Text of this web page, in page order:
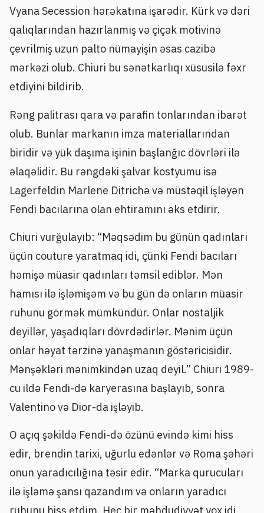
Vyana Secession hərəkatına işarədir. Kürk və dəri
qalıqlarından hazırlanmış və çiçək motivinə
çevrilmiş uzun palto nümayişin əsas cazibə
mərkəzi olub. Chiuri bu sənətkarlıqı xüsusilə fəxr
etdiyini bildirib.
Rəng palitrası qara və parafin tonlarından ibarət
olub. Bunlar markanın imza materiallarından
biridir və yük daşıma işinin başlanğıc dövrləri ilə
əlaqəlidir. Bu rəngdəki şalvar kostyumu isə
Lagerfeldin Marlene Ditrichə və müstəqil işləyən
Fendi bacılarına olan ehtiramını əks etdirir.
Chiuri vurğulayıb: “Məqsədim bu günün qadınları
üçün couture yaratmaq idi, çünki Fendi bacıları
həmişə müasir qadınları təmsil ediblər. Mən
hamısı ilə işləmişəm və bu gün də onların müasir
ruhunu görmək mümkündür. Onlar nostaljik
deyillər, yaşadıqları dövrdədirlər. Mənim üçün
onlar həyat tərzinə yanaşmanın göstəricisidir.
Mənşəkləri mənimkindən uzaq deyil.” Chiuri 1989-
cu ildə Fendi-də karyerasına başlayıb, sonra
Valentino və Dior-da işləyib.
O açıq şəkildə Fendi-də özünü evində kimi hiss
edir, brendin tarixi, uğurlu edənlər və Roma şəhəri
onun yaradıcılığına təsir edir. “Marka qurucuları
ilə işləmə şansı qazandım və onların yaradıcı